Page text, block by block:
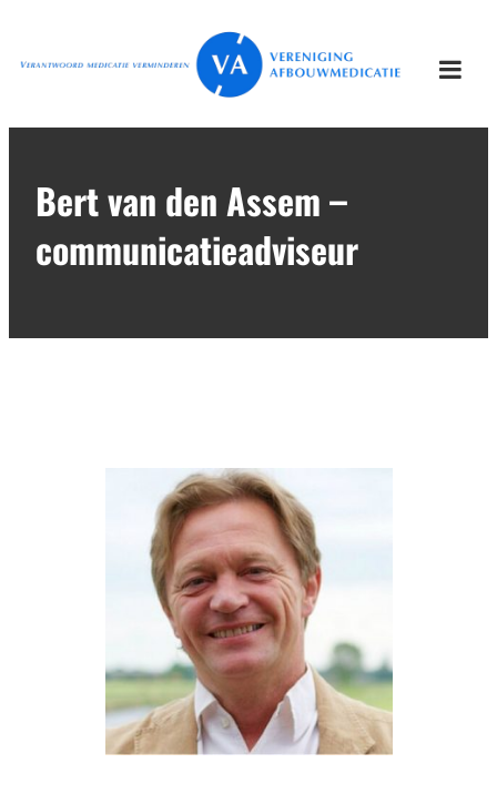
naar
inhoud
Vereniging
Afbouwmedicatie
Verantwoord afbouwen
Bert van den Assem –
communicatieadviseur